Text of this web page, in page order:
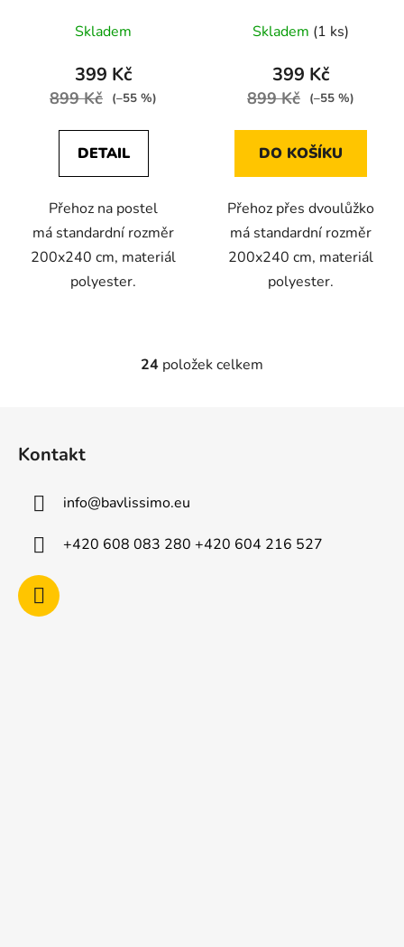
Skladem
399 Kč
899 Kč (–55 %)
DETAIL
Přehoz na postel
má standardní rozměr
200x240 cm, materiál
polyester.
Skladem (1 ks)
399 Kč
899 Kč (–55 %)
DO KOŠÍKU
Přehoz přes dvoulůžko
má standardní rozměr
200x240 cm, materiál
polyester.
O
p
r
24 položek celkem
Kontakt
info@bavlissimo.eu
+420 608 083 280 +420 604 216 527